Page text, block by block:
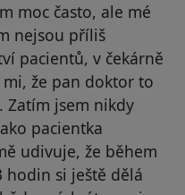
moc často, ale mé
nejsou příliš
pacientů, v čekárně
že pan doktor to
Zatím jsem nikdy
pacientka
udivuje, že během
si ještě dělá